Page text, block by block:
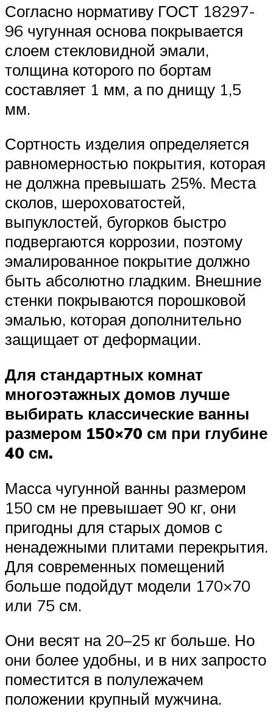
Согласно нормативу ГОСТ 18297-
96 чугунная основа покрывается
слоем стекловидной эмали,
толщина которого по бортам
составляет 1 мм, а по днищу 1,5
мм.
Сортность изделия определяется
равномерностью покрытия, которая
не должна превышать 25%. Места
сколов, шероховатостей,
выпуклостей, бугорков быстро
подвергаются коррозии, поэтому
эмалированное покрытие должно
быть абсолютно гладким. Внешние
стенки покрываются порошковой
эмалью, которая дополнительно
защищает от деформации.
Для стандартных комнат
многоэтажных домов лучше
выбирать классические ванны
размером 150×70 см при глубине
40 см.
Масса чугунной ванны размером
150 см не превышает 90 кг, они
пригодны для старых домов с
ненадежными плитами перекрытия.
Для современных помещений
больше подойдут модели 170×70
или 75 см.
Они весят на 20–25 кг больше. Но
они более удобны, и в них запросто
поместится в полулежачем
положении крупный мужчина.